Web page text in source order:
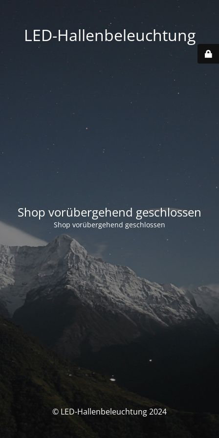
LED-Hallenbeleuchtung
Shop vorübergehend geschlossen
Shop vorübergehend geschlossen
© LED-Hallenbeleuchtung 2024